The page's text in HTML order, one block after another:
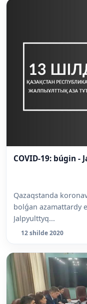
COVID-19: búgin
Qazaqstanda
bolǵan azamattardy
Jalpyulttyq...
12 shilde 2020